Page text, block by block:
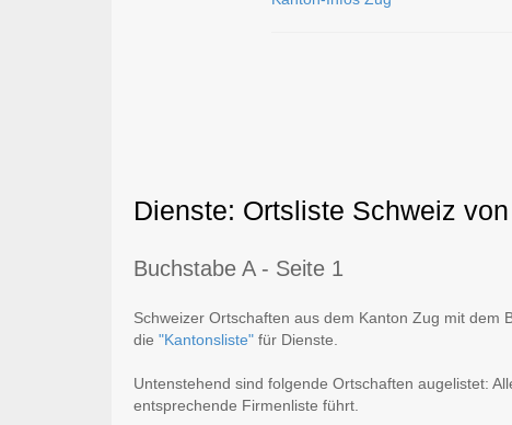
Dienste: Ortsliste Schweiz
Buchstabe A - Seite 1
Schweizer Ortschaften aus dem Kanton Zug mit dem
die "Kantonsliste" für Dienste.
Untenstehend sind folgende Ortschaften augelistet:
entsprechende Firmenliste führt.